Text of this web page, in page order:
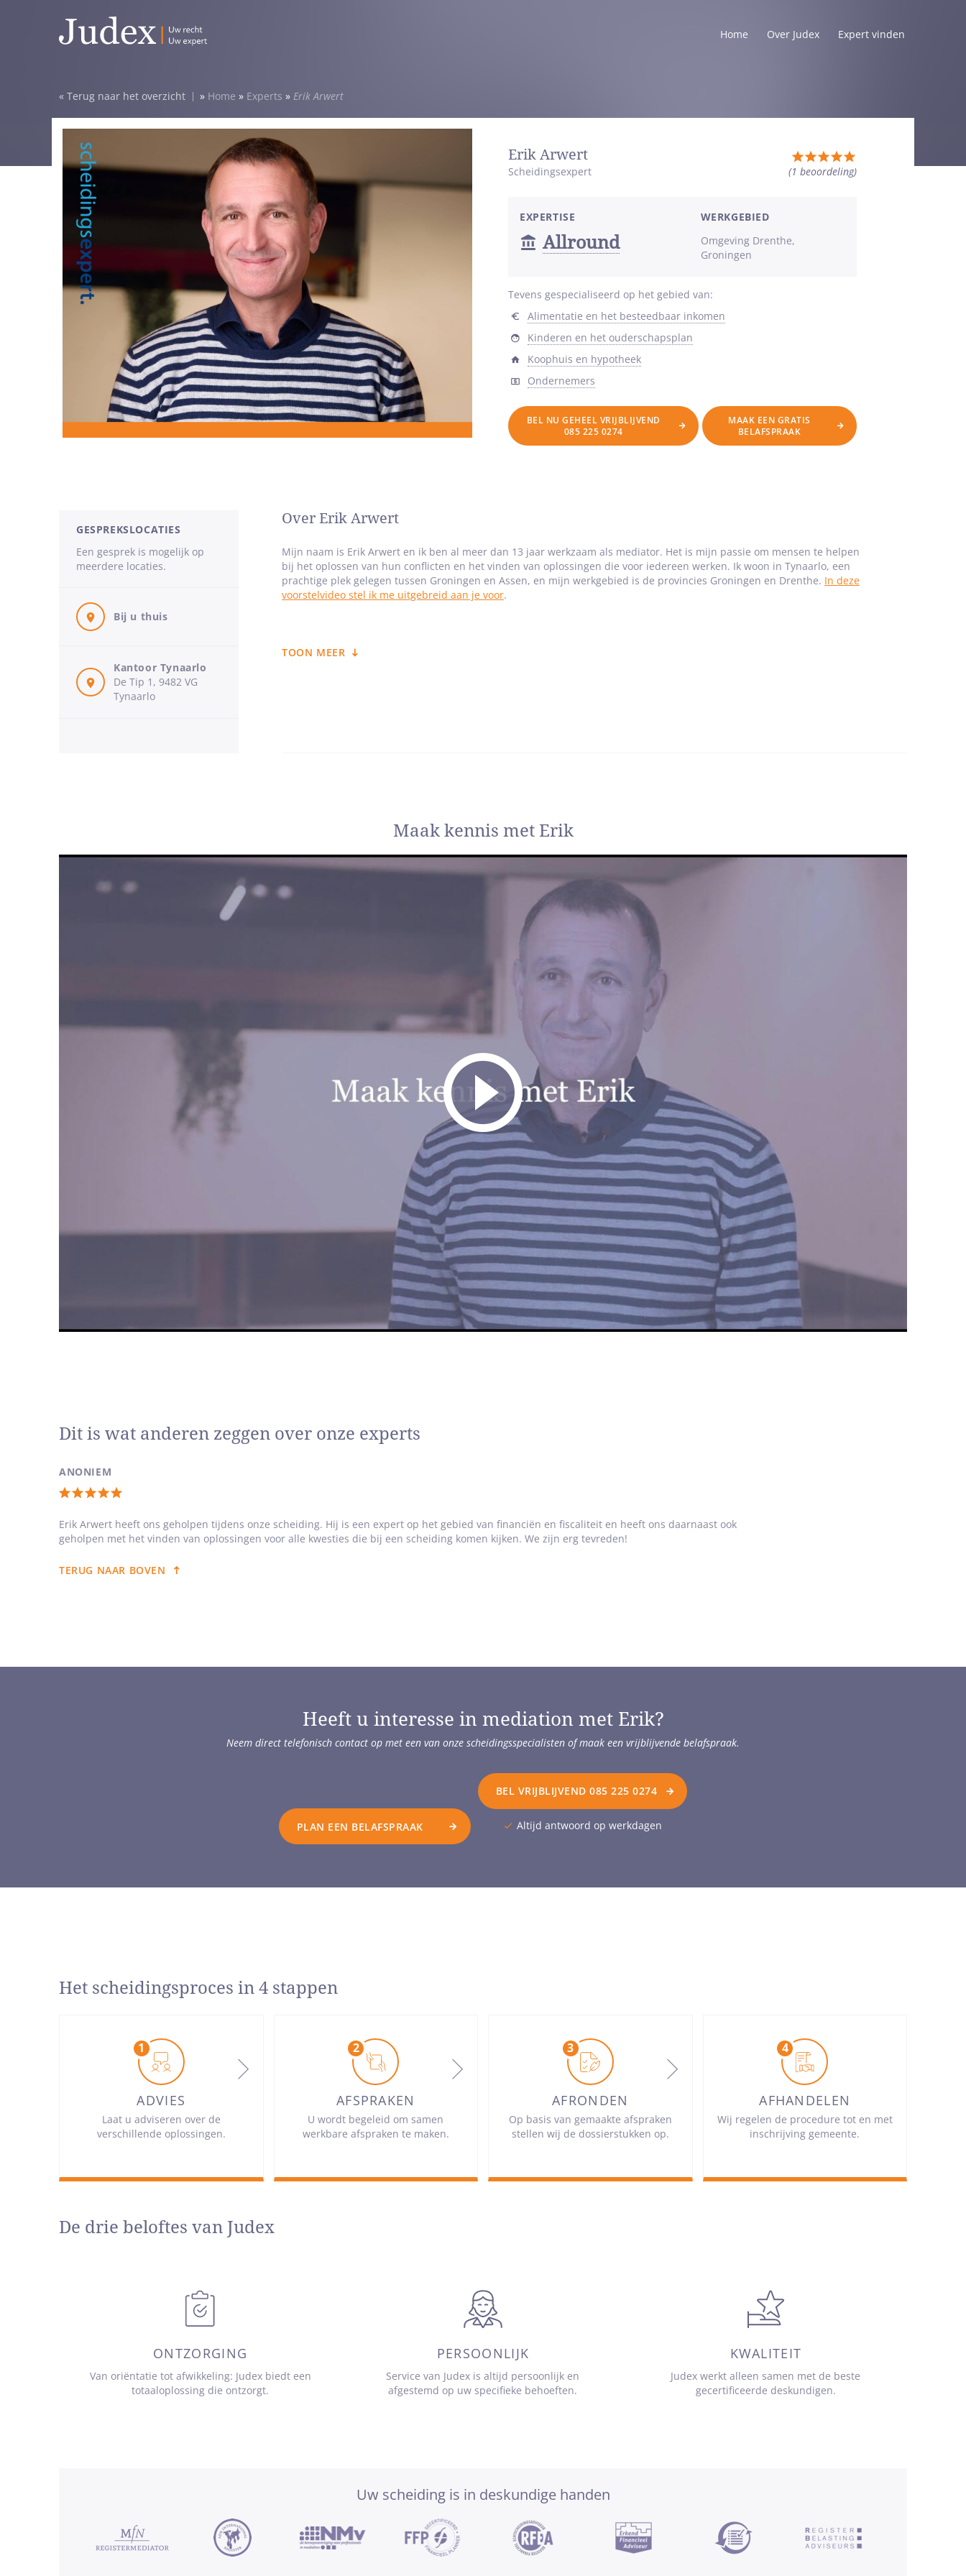
Home Over Judex Expert vinden
Terug naar het overzicht » Home » Experts » Erik Arwert
Erik Arwert
Scheidingsexpert (1 beoordeling)
Totale
waardering:
EXPERTISE
Allround
WERKGEBIED
Omgeving Drenthe,
Groningen
Tevens gespecialiseerd op het gebied van:
Alimentatie en het besteedbaar inkomen
Kinderen en het ouderschapsplan
Koophuis en hypotheek
Ondernemers
BEL NU GEHEEL VRIJBLIJVEND
085 225 0274
MAAK EEN GRATIS
BELAFSPRAAK
Over Erik Arwert
Mijn naam is Erik Arwert en ik ben al meer dan 13 jaar werkzaam als mediator. Het is mijn passie om mensen te helpen
bij het oplossen van hun conflicten en het vinden van oplossingen die voor iedereen werken. Ik woon in Tynaarlo, een
prachtige plek gelegen tussen Groningen en Assen, en mijn werkgebied is de provincies Groningen en Drenthe. In deze
voorstelvideo stel ik me uitgebreid aan je voor.
Als mediator heb ik mij gespecialiseerd in het financieel en fiscaal afwikkelen van scheidingen. Ik ben gecertificeerd
mediator bij de Mediation Federatie Nederland en ben daarnaast Register Financieel Echtscheidings Adviseur. Ik sta
Ik help mensen om inzicht te krijgen in hun nieuwe leven na de scheiding. Samen bekijken we hoe we kunnen zorgen
voor de kinderen, waar er gewoond kan worden en hoe de financiële situatie eruit ziet. Ik vind het belangrijk om alle
zaken zo goed mogelijk af te wikkelen, zodat mensen verder kunnen met hun leven zonder dat ze vaak terug moeten
Mijn kracht ligt in mijn kennis en mijn vermogen om rustig te blijven tijdens soms emotionele gesprekken. Ik vind het
belangrijk om mensen te helpen bij het vinden van oplossingen die voor iedereen werken. Mijn doel is om scheidingen
zo soepel mogelijk te laten verlopen, zodat er geen onnodige escalaties ontstaan en de betrokken partijen hun leven
weer op kunnen pakken. Daarom zet ik mij altijd maximaal in om tot een oplossing te komen die voor iedereen werkt.
In het kort iets persoonlijks
In mijn vrije tijd sport ik graag en ben ik ook graag bezig met klussen in en om het huis. Het geeft mij veel voldoening
om bezig te zijn met mijn handen en om dingen te creëren. Ik vind het ook heerlijk om buiten te zijn en te genieten van
de natuur. Het helpt mij om tot rust te komen en mijn batterij weer op te laden, zodat ik weer vol energie aan de slag
kan als mediator.
Groningen: Gehele provincie
“Het bieden van waardevol inzicht voor een nieuwe start in jullie leven”
TOON MEER
GESPREKSLOCATIES
Een gesprek is mogelijk op
meerdere locaties.
Bij u thuis
Kantoor Tynaarlo
De Tip 1, 9482 VG
Tynaarlo
Maak kennis met Erik
Bekijk
video
Dit is wat anderen zeggen over onze experts
ANONIEM
Totale
waardering:
5
Erik Arwert heeft ons geholpen tijdens onze scheiding. Hij is een expert op het gebied van financiën en fiscaliteit en heeft ons daarnaast ook
geholpen met het vinden van oplossingen voor alle kwesties die bij een scheiding komen kijken. We zijn erg tevreden!
TERUG NAAR BOVEN
Heeft u interesse in mediation met Erik?
Neem direct telefonisch contact op met een van onze scheidingsspecialisten of maak een vrijblijvende belafspraak.
PLAN EEN BELAFSPRAAK
BEL VRIJBLIJVEND 085 225 0274
Altijd antwoord op werkdagen
Het scheidingsproces in 4 stappen
ADVIES
Laat u adviseren over de
verschillende oplossingen.
AFSPRAKEN
U wordt begeleid om samen
werkbare afspraken te maken.
AFRONDEN
Op basis van gemaakte afspraken
stellen wij de dossierstukken op.
AFHANDELEN
Wij regelen de procedure tot en met
inschrijving gemeente.
De drie beloftes van Judex
ONTZORGING
Van oriëntatie tot afwikkeling: Judex biedt een
totaaloplossing die ontzorgt.
PERSOONLIJK
Service van Judex is altijd persoonlijk en
afgestemd op uw specifieke behoeften.
KWALITEIT
Judex werkt alleen samen met de beste
gecertificeerde deskundigen.
Uw scheiding is in deskundige handen